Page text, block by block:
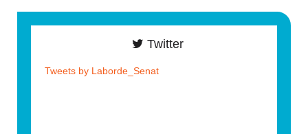
Twitter
Tweets by Laborde_Senat